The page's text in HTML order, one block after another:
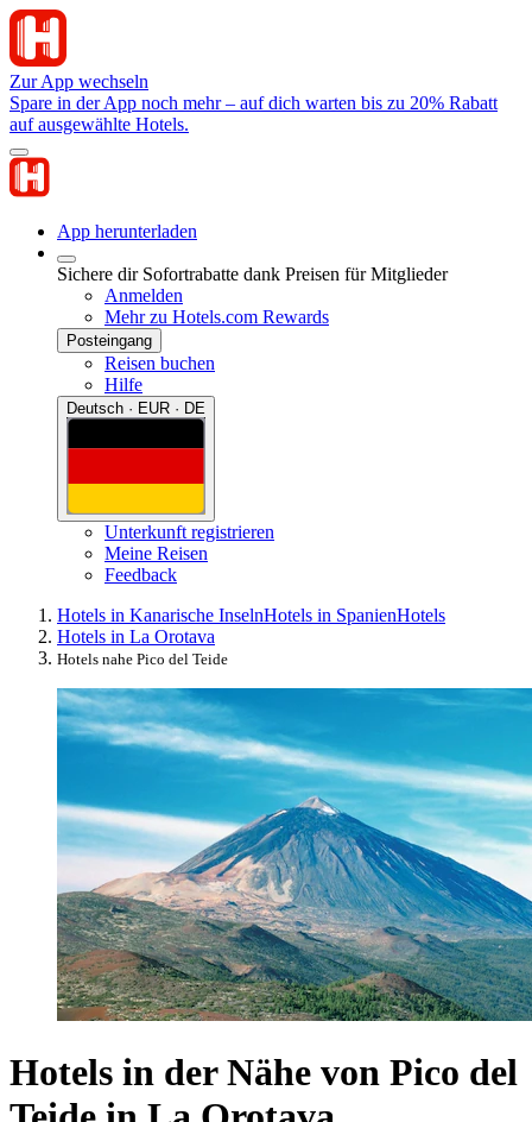
Zur App wechseln
Spare in der App noch mehr – auf dich warten bis zu 20% Rabatt
auf ausgewählte Hotels.
App herunterladen
Sichere dir Sofortrabatte dank Preisen für Mitglieder
Anmelden
Mehr zu Hotels.com Rewards
Posteingang
Reisen buchen
Hilfe
Deutsch · EUR · DE
Unterkunft registrieren
Meine Reisen
Feedback
Hotels in Kanarische InselnHotels in SpanienHotels
Hotels in La Orotava
Hotels nahe Pico del Teide
Hotels in der Nähe von Pico del